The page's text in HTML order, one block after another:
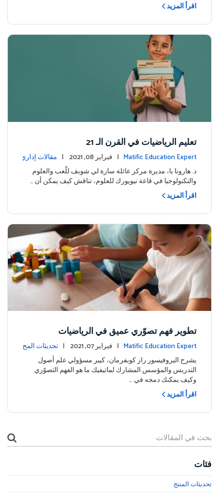
اقرأ المزيد
تعليم الرياضيات في القرن الـ 21
Matific Education Expert | فبراير 08, 2021 | مقالات إداري
د. هارونا با، مديرة مركز عائلة سارة لي شوبف للّعب والعلوم
والتكنولوجيا في قاعة نيويورك للعلوم، تناقش كيف يمكن أن …
اقرأ المزيد
تطوير فهم تصوّري عميق في الرياضيات
Matific Education Expert | فبراير 07, 2021 | تحديثات المح
يشرح البروفيسور راز كوبفرمان، كبير مسؤولي علم أصول
التدريس والمؤسس المشارك لماتيفيك ما هو الفهم التصوّري
وكيف يمكنك دمجه في …
اقرأ المزيد
فئات
تحديثات المنتج